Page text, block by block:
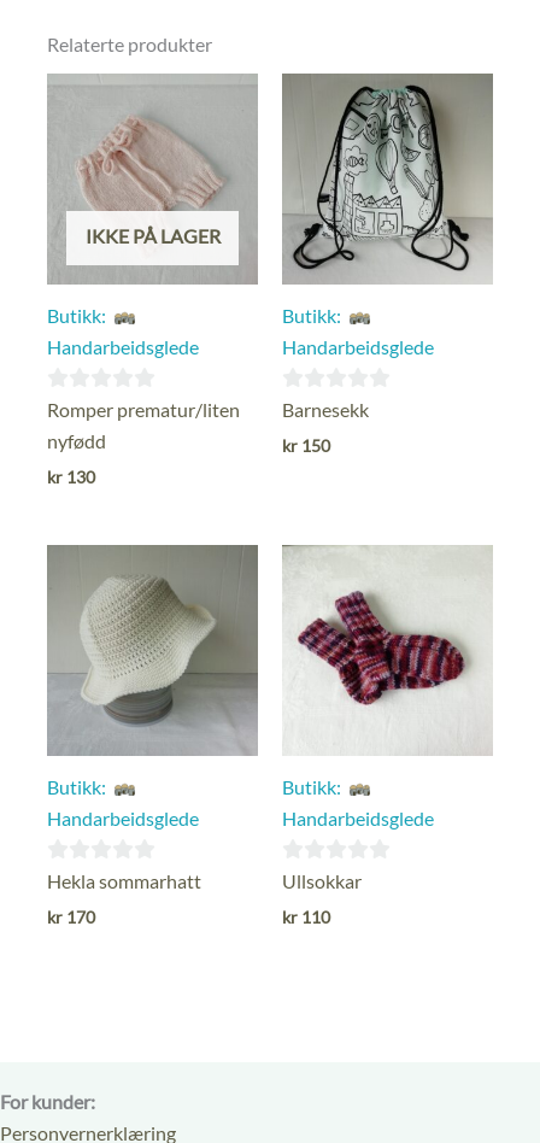
Relaterte produkter
IKKE PÅ LAGER
Butikk:
Handarbeidsglede
0
ut
av
Romper prematur/liten
nyfødd
kr 130
Butikk:
Handarbeidsglede
0
ut
Barnesekk
kr 150
Butikk:
Handarbeidsglede
0
ut
Hekla sommarhatt
kr 170
Butikk:
Handarbeidsglede
0
ut
Ullsokkar
kr 110
For kunder:
Personvernerklæring